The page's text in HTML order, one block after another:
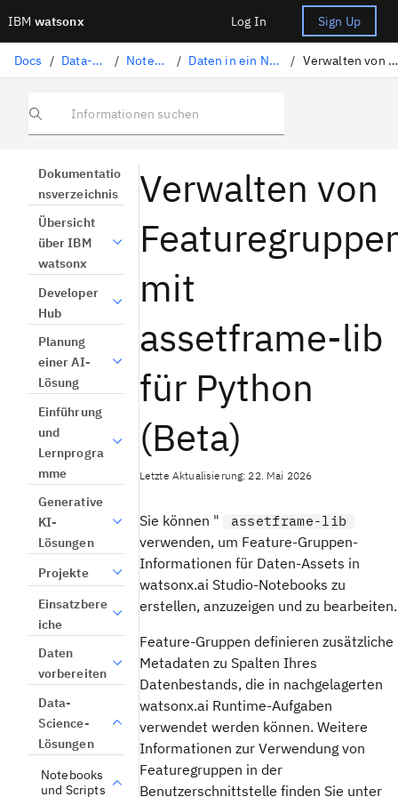
IBM watsonx Log In Sign Up
Docs / Data-Science-Lösungen / Notebooks und Scripts / Daten in ein Notebook laden und darauf zugreifen / Verwalten von Featuregruppen mit assetframe-lib für Python (Beta)
Informationen suchen
Dokumentatio
nsverzeichnis
Übersicht
über IBM
watsonx
Developer
Hub
Planung
einer AI-
Lösung
Einführung
und
Lernprogra
mme
Generative
KI-
Lösungen
Projekte
Einsatzbere
iche
Daten
vorbereiten
Data-
Science-
Lösungen
Notebooks
und Scripts
Verwalten von
mit
assetframe-lib
für Python
(Beta)
Letzte Aktualisierung: 22. Mai 2026
Sie können " assetframe-lib
verwenden, um Feature-Gruppen-
Informationen für Daten-Assets in
watsonx.ai Studio-Notebooks zu
erstellen, anzuzeigen und zu bearbeiten.
Feature-Gruppen definieren zusätzliche
Metadaten zu Spalten Ihres
Datenbestands, die in nachgelagerten
watsonx.ai Runtime-Aufgaben
verwendet werden können. Weitere
Informationen zur Verwendung von
Featuregruppen in der
Benutzerschnittstelle finden Sie unter